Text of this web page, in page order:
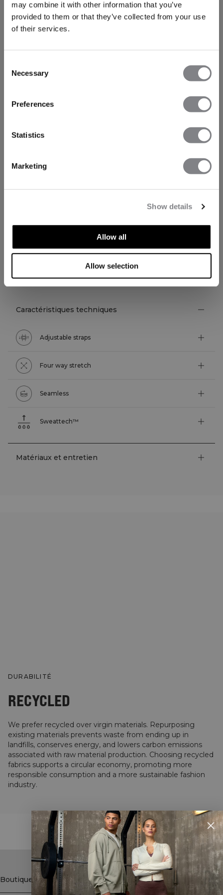
may combine it with other information that you’ve
provided to them or that they’ve collected from your use
of their services.
Selection
Necessary
Preferences
Statistics
Marketing
Show details
Allow all
Allow selection
ASPECTS TECHNIQUES
Caractéristiques techniques
Adjustable straps
Four way stretch
Seamless
Sweattech™
Matériaux et entretien
DURABILITÉ
RECYCLED
We prefer recycled over virgin materials. Repurposing
existing materials prevents waste from ending up in
landfills, conserves energy, and lowers carbon emissions
associated with raw material production. Choosing recycled
fabrics supports a circular economy, promoting more
responsible consumption and a more sustainable fashion
industry.
STYLE WITH
Boutique